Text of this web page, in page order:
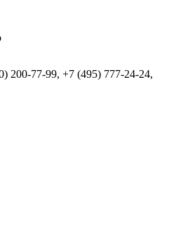
200-77-99, +7 (495) 777-24-24,